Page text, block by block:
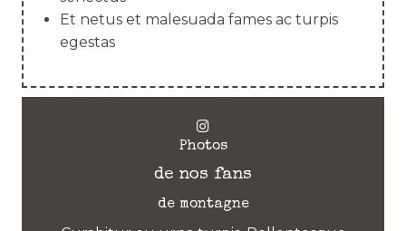
Et netus et malesuada fames ac turpis
egestas
Photos
de nos fans
de montagne